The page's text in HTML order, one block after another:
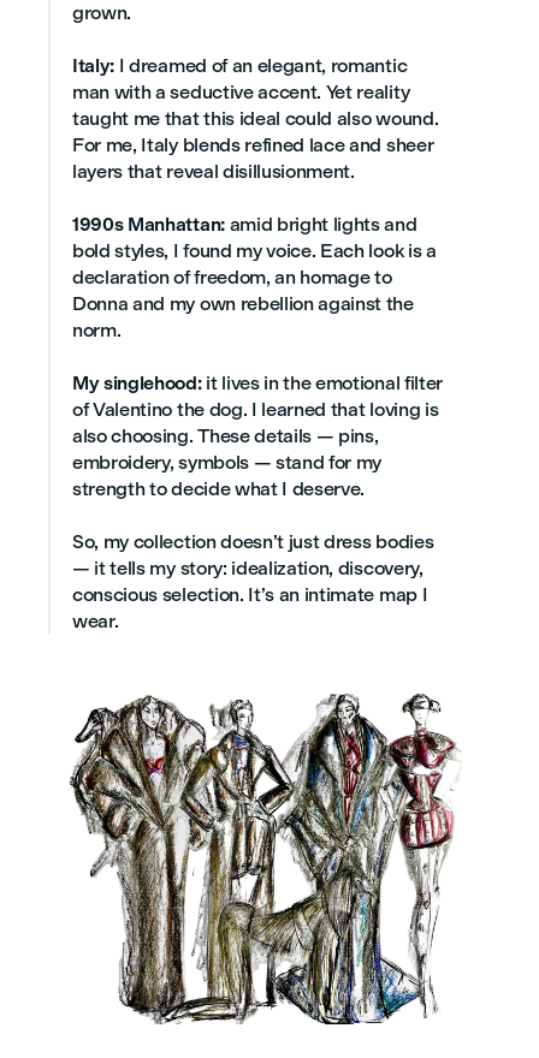
grown.
Italy: I dreamed of an elegant, romantic
man with a seductive accent. Yet reality
taught me that this ideal could also wound.
For me, Italy blends refined lace and sheer
layers that reveal disillusionment.
1990s Manhattan:amid bright lights and
bold styles, I found my voice. Each look is a
declaration of freedom, an homage to
Donna and my own rebellion against the
norm.
My singlehood:it lives in the emotional filter
of Valentino the dog. I learned that loving is
also choosing. These details — pins,
embroidery, symbols — stand for my
strength to decide what I deserve.
So, my collection doesn’t just dress bodies
— it tells my story: idealization, discovery,
conscious selection. It’s an intimate map I
wear.